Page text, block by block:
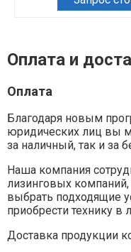
Оплата и
Оплата
Благодаря новым
юридических лиц вы
за наличный, так и за
Наша компания
лизинговых
выбрать подходящие
приобрести технику в
Доставка продукции